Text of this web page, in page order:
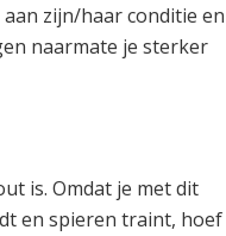
zijn/haar conditie en
naarmate je sterker
is. Omdat je met dit
en spieren traint, hoef